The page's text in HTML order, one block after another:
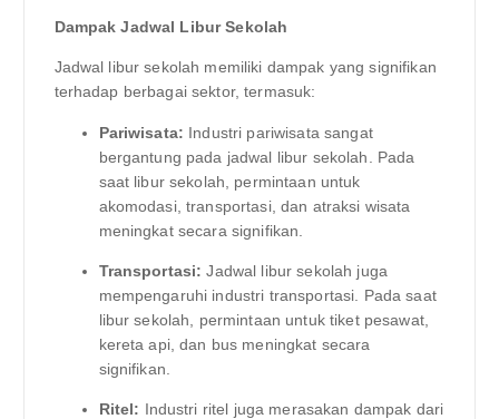
Dampak Jadwal Libur Sekolah
Jadwal libur sekolah memiliki dampak yang signifikan
terhadap berbagai sektor, termasuk:
Pariwisata: Industri pariwisata sangat
bergantung pada jadwal libur sekolah. Pada
saat libur sekolah, permintaan untuk
akomodasi, transportasi, dan atraksi wisata
meningkat secara signifikan.
Transportasi: Jadwal libur sekolah juga
mempengaruhi industri transportasi. Pada saat
libur sekolah, permintaan untuk tiket pesawat,
kereta api, dan bus meningkat secara
signifikan.
Ritel: Industri ritel juga merasakan dampak dari